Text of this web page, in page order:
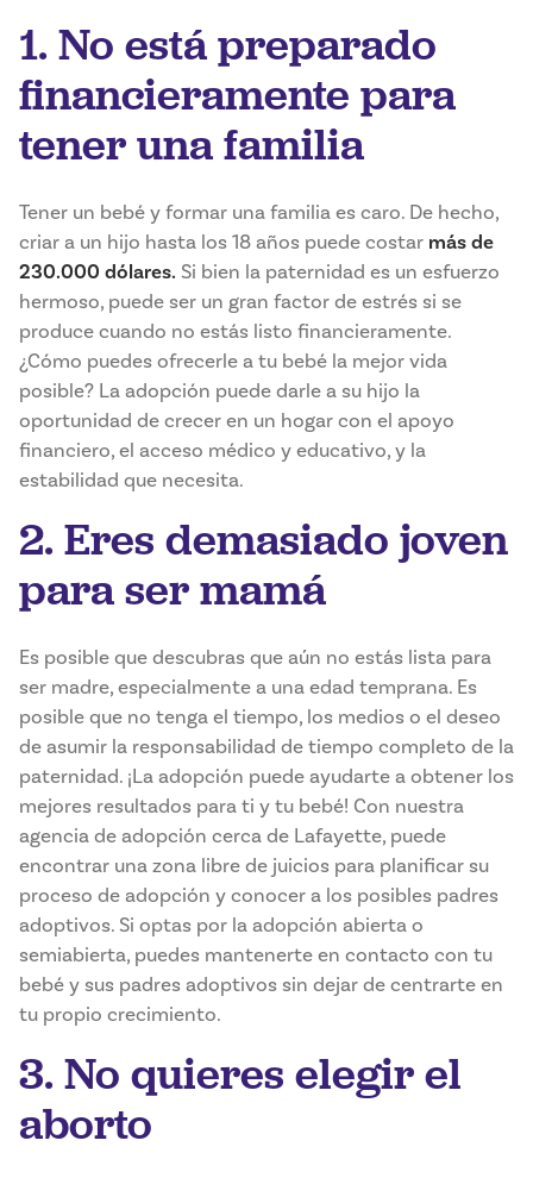
1. No está preparado
financieramente para
tener una familia
Tener un bebé y formar una familia es caro. De hecho,
criar a un hijo hasta los 18 años puede costar más de
230.000 dólares. Si bien la paternidad es un esfuerzo
hermoso, puede ser un gran factor de estrés si se
produce cuando no estás listo financieramente.
¿Cómo puedes ofrecerle a tu bebé la mejor vida
posible? La adopción puede darle a su hijo la
oportunidad de crecer en un hogar con el apoyo
financiero, el acceso médico y educativo, y la
estabilidad que necesita.
2. Eres demasiado joven
para ser mamá
Es posible que descubras que aún no estás lista para
ser madre, especialmente a una edad temprana. Es
posible que no tenga el tiempo, los medios o el deseo
de asumir la responsabilidad de tiempo completo de la
paternidad. ¡La adopción puede ayudarte a obtener los
mejores resultados para ti y tu bebé! Con nuestra
agencia de adopción cerca de Lafayette, puede
encontrar una zona libre de juicios para planificar su
proceso de adopción y conocer a los posibles padres
adoptivos. Si optas por la adopción abierta o
semiabierta, puedes mantenerte en contacto con tu
bebé y sus padres adoptivos sin dejar de centrarte en
tu propio crecimiento.
3. No quieres elegir el
aborto